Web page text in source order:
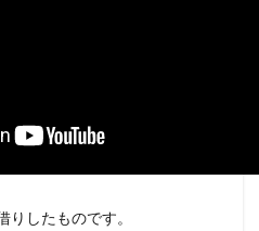
りしたものです。